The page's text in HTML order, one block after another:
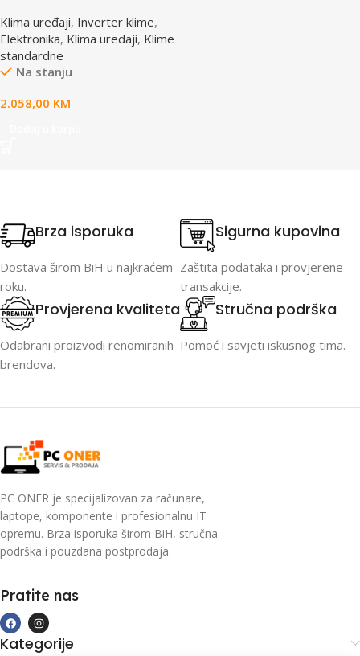
Klima uređaji, Inverter klime,
Elektronika, Klima uredaji, Klime
standardne
Na stanju
2.058,00 KM
Brza isporuka
Dostava širom BiH u najkraćem
roku.
Sigurna kupovina
Zaštita podataka i provjerene
transakcije.
Provjerena kvaliteta
Odabrani proizvodi renomiranih
brendova.
Stručna podrška
Pomoć i savjeti iskusnog tima.
PC ONER je specijalizovan za računare,
laptope, komponente i profesionalnu IT
opremu. Brza isporuka širom BiH, stručna
podrška i pouzdana postprodaja.
Pratite nas
Kategorije